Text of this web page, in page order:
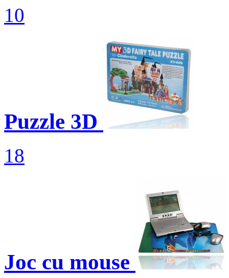
10
Puzzle 3D
18
Joc cu mouse